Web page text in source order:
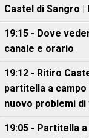
Castel di Sangro |
19:15 - Dove
canale e orario
19:12 - Ritiro
partitella a
nuovo problemi di
19:05 - Partitella